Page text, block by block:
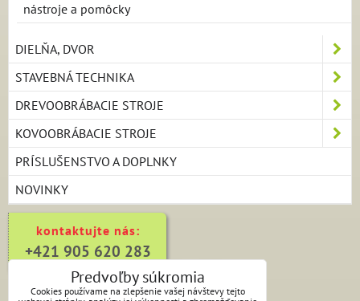
nástroje a pomôcky
DIELŇA, DVOR
STAVEBNÁ TECHNIKA
DREVOOBRÁBACIE STROJE
KOVOOBRÁBACIE STROJE
PRÍSLUŠENSTVO A DOPLNKY
NOVINKY
kontaktujte nás:
+421 905 620 283
Predvoľby súkromia
Cookies používame na zlepšenie vašej návštevy tejto